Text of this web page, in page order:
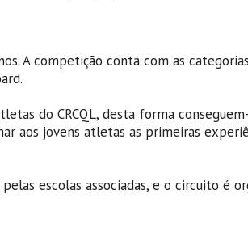
A competição conta com as
do CRCQL, desta forma
aos jovens atletas as primeiras
escolas associadas, e o circuito é